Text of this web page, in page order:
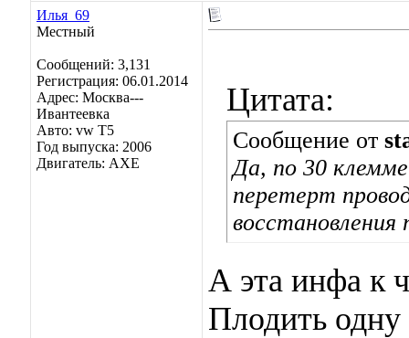
Илья_69
Местный
Сообщений: 3,131
Регистрация: 06.01.2014
Адрес: Москва---
Ивантеевка
Авто: vw T5
Год выпуска: 2006
Двигатель: AXE
Цитата:
Сообщение от
Да, по 30
перетерт
восстановления
А эта инфа к
Плодить одну